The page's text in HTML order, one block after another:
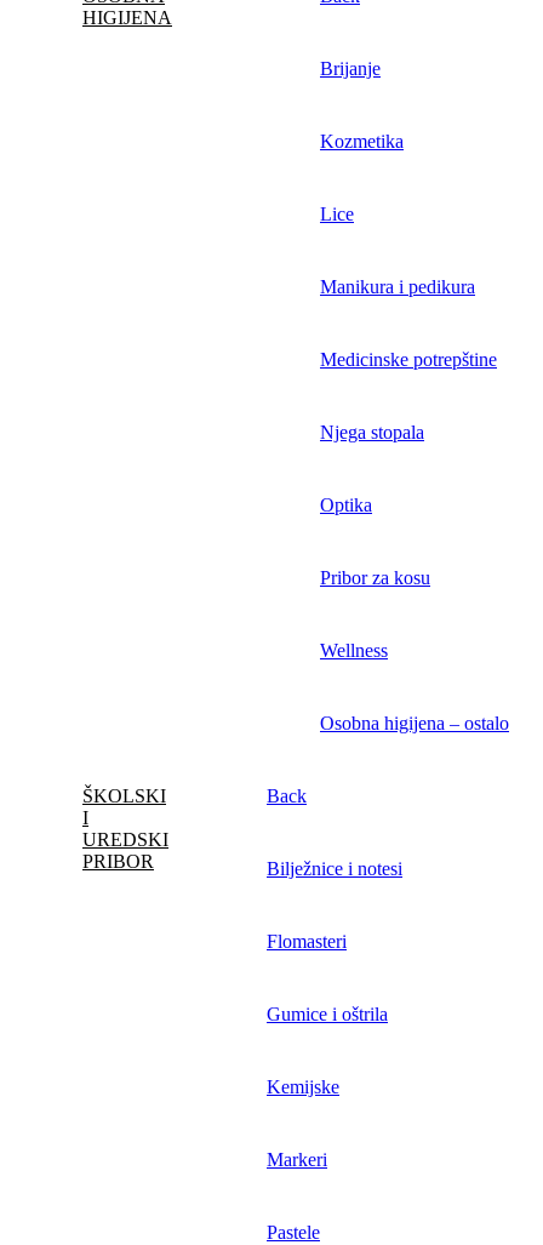
HIGIJENA
Brijanje
Kozmetika
Lice
Manikura i pedikura
Medicinske potrepštine
Njega stopala
Optika
Pribor za kosu
Wellness
Osobna higijena – ostalo
ŠKOLSKI
I
UREDSKI
PRIBOR
Back
Bilježnice i notesi
Flomasteri
Gumice i oštrila
Kemijske
Markeri
Pastele